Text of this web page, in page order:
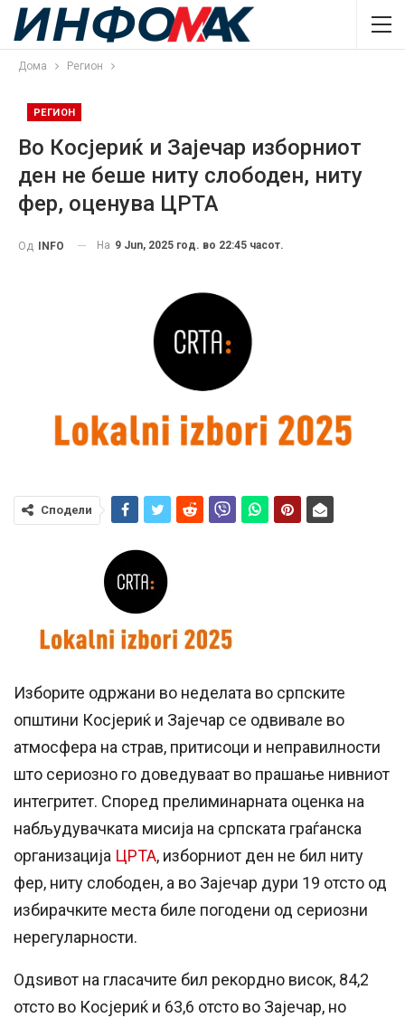
Дома Регион
РЕГИОН
Во Косјериќ и Зајечар изборниот
ден не беше ниту слободен, ниту
фер, оценува ЦРТА
Од INFO На 9 Jun, 2025 год. во 22:45 часот.
Сподели
Изборите одржани во неделата во српските
општини Косјериќ и Зајечар се одвивале во
атмосфера на страв, притисоци и неправилности
што сериозно го доведуваат во прашање нивниот
интегритет. Според прелиминарната оценка на
набљудувачката мисија на српската граѓанска
организација ЦРТА, изборниот ден не бил ниту
фер, ниту слободен, а во Зајечар дури 19 отсто од
избирачките места биле погодени од сериозни
нерегуларности.
Одѕивот на гласачите бил рекордно висок, 84,2
отсто во Косјериќ и 63,6 отсто во Зајечар, но